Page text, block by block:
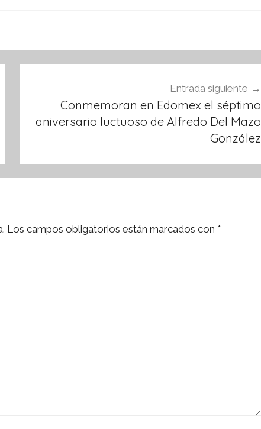
Entrada siguiente
Conmemoran en Edomex el séptimo
aniversario luctuoso de Alfredo Del Mazo
González
Los campos obligatorios están marcados con *